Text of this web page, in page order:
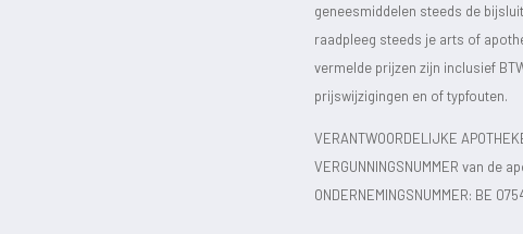
geneesmiddelen steeds de
raadpleeg steeds je arts of
vermelde prijzen zijn inclusief
prijswijzigingen en of typfouten.
VERANTWOORDELIJKE
VERGUNNINGSNUMMER van de
ONDERNEMINGSNUMMER: BE